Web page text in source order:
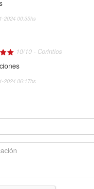
2024 00:35hs
10/10 - Corintios
2024 06:17hs